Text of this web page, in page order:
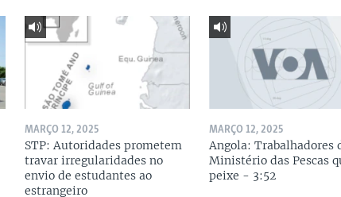
MARÇO 12, 2025
STP: Autoridades prometem
travar irregularidades no
envio de estudantes ao
estrangeiro
MARÇO 12, 2025
Angola: Trabalhadores
Ministério das Pescas
peixe - 3:52